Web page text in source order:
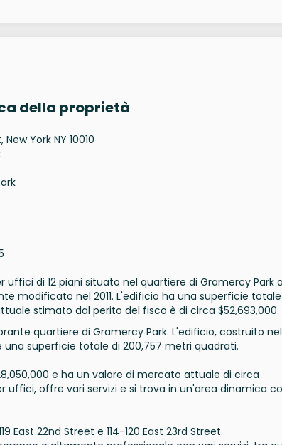
della proprietà
New York NY 10010
uffici di 12 piani situato nel quartiere di Gramercy Park a
modificato nel 2011. L'edificio ha una superficie
stimato dal perito del fisco è di circa $52,693,000.
quartiere di Gramercy Park. L'edificio, costruito nel
una superficie totale di 200,757 metri quadrati.
e ha un valore di mercato attuale di circa
uffici, offre vari servizi e si trova in un'area dinamica
East 22nd Street e 114-120 East 23rd Street.